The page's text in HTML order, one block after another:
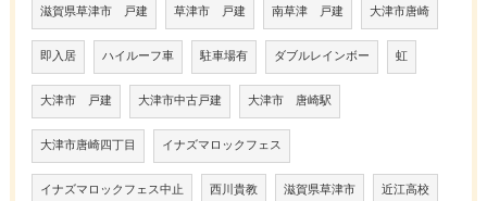
滋賀県草津市 戸建 草津市 戸建 南草津 戸建 大津市唐崎
即入居 ハイルーフ車 駐車場有 ダブルレインボー 虹
大津市 戸建 大津市中古戸建 大津市 唐崎駅
大津市唐崎四丁目 イナズマロックフェス
イナズマロックフェス中止 西川貴教 滋賀県草津市 近江高校